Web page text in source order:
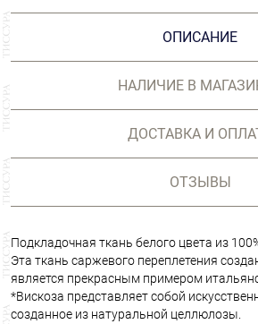
ОПИСАНИЕ
НАЛИЧИЕ В
ДОСТАВКА И
ОТЗЫВЫ
Подкладочная ткань белого цвета из
Эта ткань саржевого переплетения
является прекрасным примером
*Вискоза представляет собой
созданное из натуральной целлюлозы.